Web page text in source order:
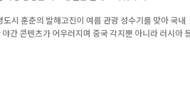
시 훈춘의 발해고진이 여름 관광 성수기를 맞아 국내
간 콘텐츠가 어우러지며 중국 각지뿐 아니라 러시아